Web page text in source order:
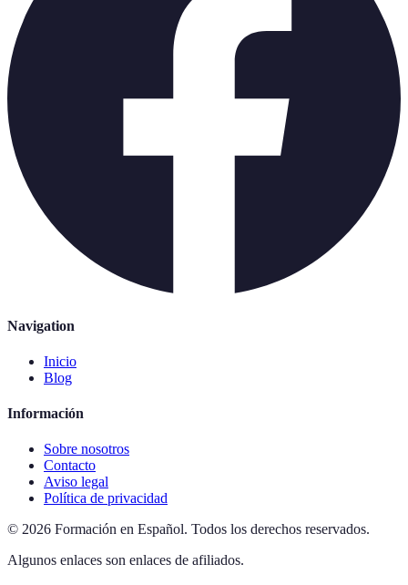
Navigation
Inicio
Blog
Información
Sobre nosotros
Contacto
Aviso legal
Política de privacidad
© 2026 Formación en Español. Todos los derechos reservados.
Algunos enlaces son enlaces de afiliados.